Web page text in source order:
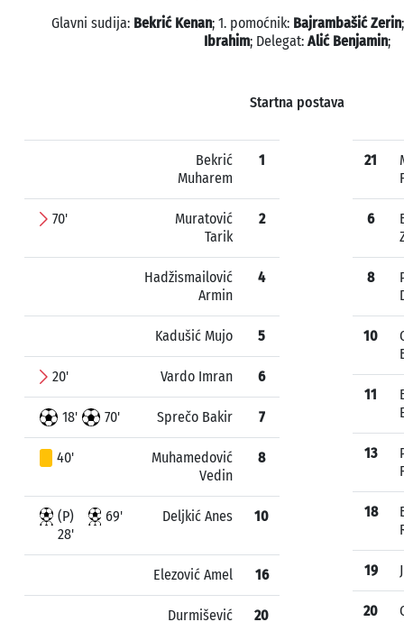
Glavni sudija: Bekrić Kenan; 1. pomoćnik: Bajrambašić Zerin
Ibrahim; Delegat: Alić Benjamin;
Startna postava
Bekrić
Muharem
1
70'
Muratović
Tarik
2
Hadžismailović
Armin
4
Kadušić Mujo 5
20' Vardo Imran 6
18' 70' Sprečo Bakir 7
40'
Muhamedović
Vedin
8
(P)
28'
69' Deljkić Anes 10
Elezović Amel 16
Durmišević
20
21
6
8
10
11
13
18
19
20